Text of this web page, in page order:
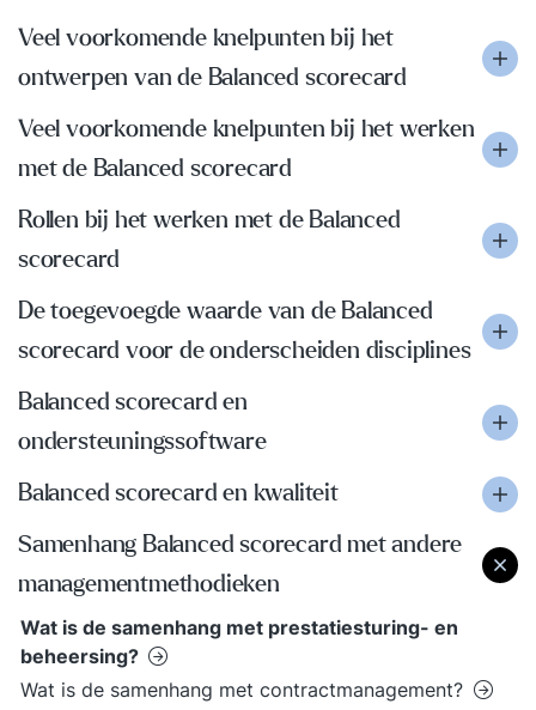
Veel voorkomende knelpunten bij het
ontwerpen van de Balanced scorecard
Veel voorkomende knelpunten bij het werken
met de Balanced scorecard
Rollen bij het werken met de Balanced
scorecard
De toegevoegde waarde van de Balanced
scorecard voor de onderscheiden disciplines
Balanced scorecard en
ondersteuningssoftware
Balanced scorecard en kwaliteit
Samenhang Balanced scorecard met andere
managementmethodieken
Wat is de samenhang met prestatiesturing- en
beheersing?
Wat is de samenhang met contractmanagement?